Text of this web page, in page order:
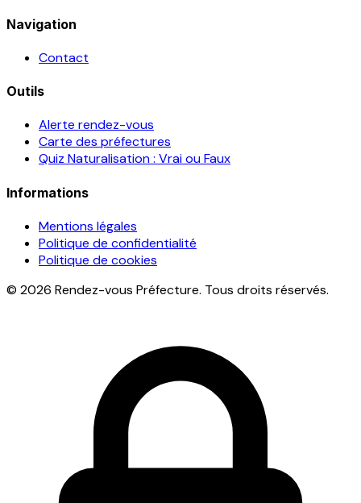
Navigation
Contact
Outils
Alerte rendez-vous
Carte des préfectures
Quiz Naturalisation : Vrai ou Faux
Informations
Mentions légales
Politique de confidentialité
Politique de cookies
© 2026 Rendez-vous Préfecture. Tous droits réservés.